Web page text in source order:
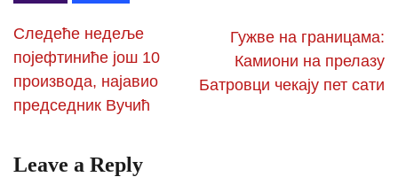
Следеће недеље
појефтиниће још 10
производа, најавио
председник Вучић
Гужве на границама:
Камиони на прелазу
Батровци чекају пет сати
Leave a Reply